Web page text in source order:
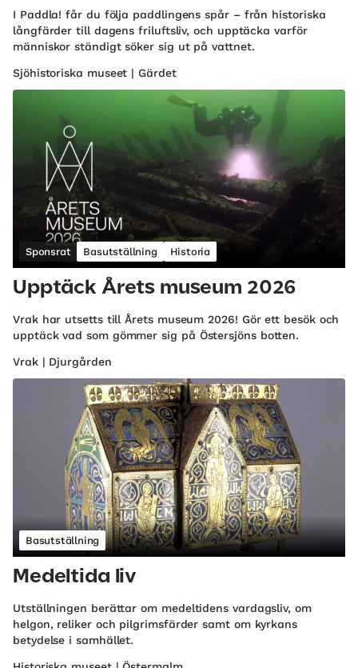
I Paddla! får du följa paddlingens spår – från historiska
långfärder till dagens friluftsliv, och upptäcka varför
människor ständigt söker sig ut på vattnet.
Sjöhistoriska museet | Gärdet
Sponsrat Basutställning Historia
Upptäck Årets museum 2026
Vrak har utsetts till Årets museum 2026! Gör ett besök och
upptäck vad som gömmer sig på Östersjöns botten.
Vrak | Djurgården
Basutställning
Medeltida liv
Utställningen berättar om medeltidens vardagsliv, om
helgon, reliker och pilgrimsfärder samt om kyrkans
betydelse i samhället.